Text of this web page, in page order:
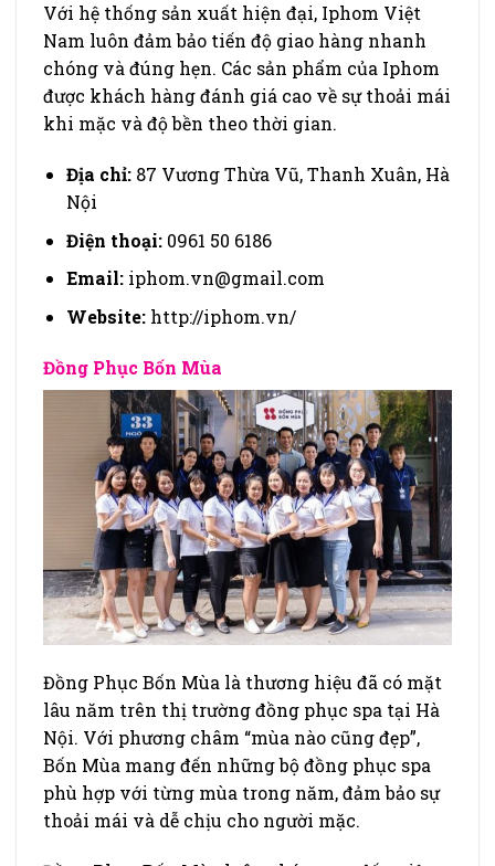
Với hệ thống sản xuất hiện đại, Iphom Việt
Nam luôn đảm bảo tiến độ giao hàng nhanh
chóng và đúng hẹn. Các sản phẩm của Iphom
được khách hàng đánh giá cao về sự thoải mái
khi mặc và độ bền theo thời gian.
Địa chỉ:87 Vương Thừa Vũ, Thanh Xuân, Hà
Nội
Điện thoại:0961 50 6186
Email: iphom.vn@gmail.com
Website:http://iphom.vn/
Đồng Phục Bốn Mùa
Đồng Phục Bốn Mùa là thương hiệu đã có mặt
lâu năm trên thị trường đồng phục spa tại Hà
Nội. Với phương châm “mùa nào cũng đẹp”,
Bốn Mùa mang đến những bộ đồng phục spa
phù hợp với từng mùa trong năm, đảm bảo sự
thoải mái và dễ chịu cho người mặc.